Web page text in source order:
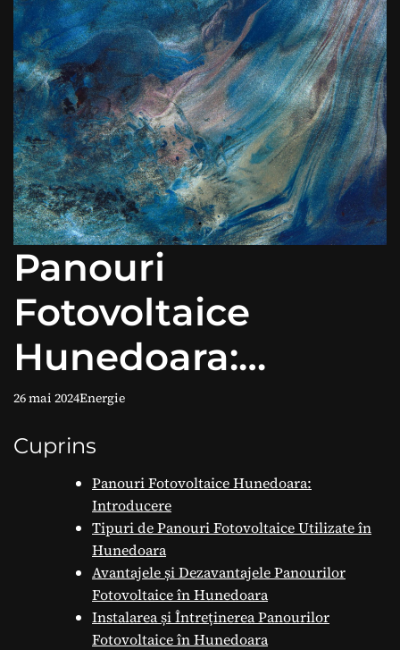
Panouri
Fotovoltaice
Hunedoara:
Oportunități și
Provocări
26 mai 2024Energie
Cuprins
Panouri Fotovoltaice Hunedoara:
Introducere
Tipuri de Panouri Fotovoltaice Utilizate în
Hunedoara
Avantajele și Dezavantajele Panourilor
Fotovoltaice în Hunedoara
Instalarea și Întreținerea Panourilor
Fotovoltaice în Hunedoara